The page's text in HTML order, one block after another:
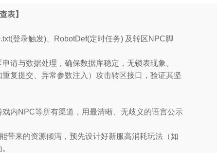
表】
登录触发)、RobotDef(定时任务) 及转区NPC脚
请与数据处理，确保数据库稳定，无锁表现象。
复提交、异常参数注入）攻击转区接口，验证其坚
内NPC等所有渠道，用最清晰、无歧义的语言公示
带来的资源倾泻，预先设计好新服高消耗玩法（如